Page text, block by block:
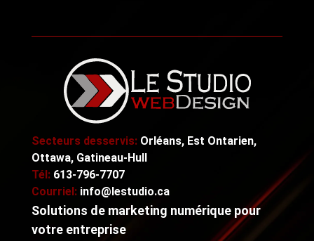
Secteurs desservis: Orléans, Est Ontarien,
Ottawa, Gatineau-Hull
Tél:613-796-7707
Courriel:info@lestudio.ca
Solutions de marketing numérique pour
votre entreprise